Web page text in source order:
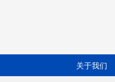
关于我们